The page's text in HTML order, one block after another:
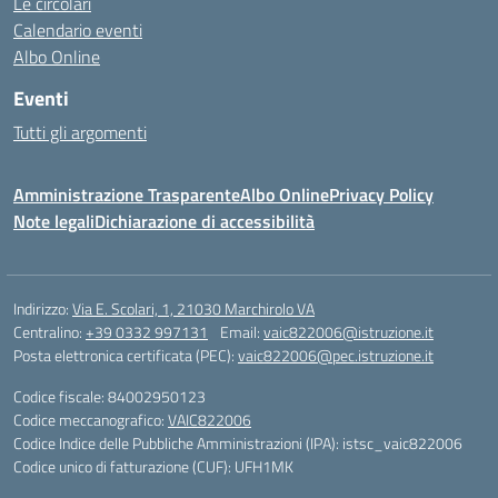
Calendario eventi
Albo Online
Eventi
Tutti gli argomenti
Amministrazione TrasparenteAlbo OnlinePrivacy Policy
Note legaliDichiarazione di accessibilità
Indirizzo:Via E. Scolari, 1, 21030 Marchirolo VA
Centralino:+39 0332 997131 Email:vaic822006@istruzione.it
Posta elettronica certificata (PEC):vaic822006@pec.istruzione.it
Codice fiscale: 84002950123
Codice meccanografico:VAIC822006
Codice Indice delle Pubbliche Amministrazioni (IPA): istsc_vaic822006
Codice unico di fatturazione (CUF): UFH1MK